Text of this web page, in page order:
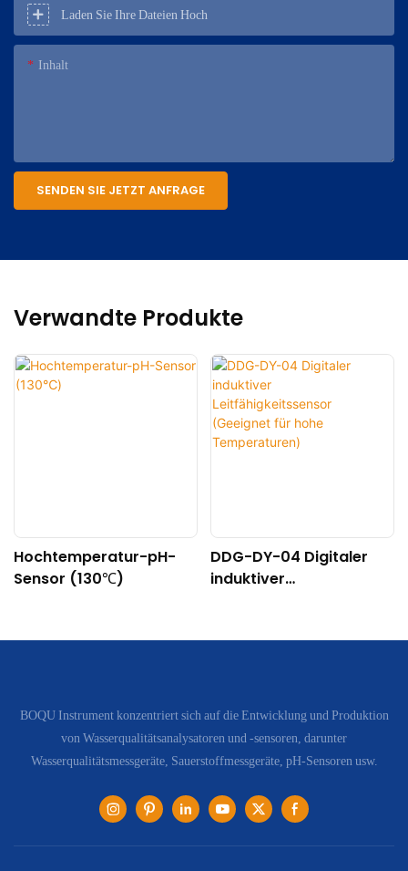
Laden Sie Ihre Dateien Hoch
Inhalt
SENDEN SIE JETZT ANFRAGE
Verwandte Produkte
Hochtemperatur-pH-
Sensor (130℃)
DDG-DY-04 Digitaler
induktiver
Temperaturen)
BOQU Instrument konzentriert sich auf die Entwicklung und Produktion
von Wasserqualitätsanalysatoren und -sensoren, darunter
Wasserqualitätsmessgeräte, Sauerstoffmessgeräte, pH-Sensoren usw.